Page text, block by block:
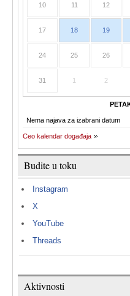
10 11 12
17 18 19
24 25 26
31 1 2
Nema najava za izabrani datum
Ceo kalendar događaja
Budite u toku
Instagram
X
YouTube
Threads
Aktivnosti